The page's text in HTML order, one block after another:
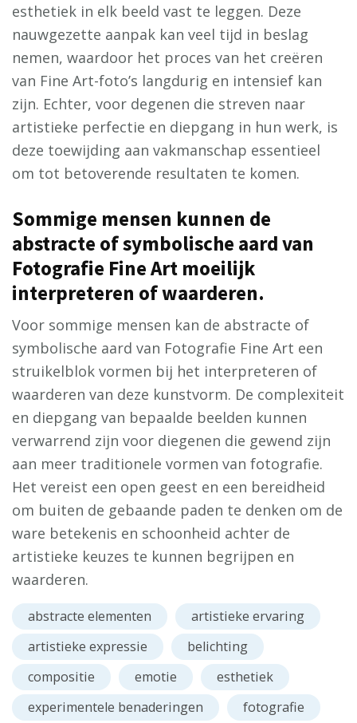
esthetiek in elk beeld vast te leggen. Deze
nauwgezette aanpak kan veel tijd in beslag
nemen, waardoor het proces van het creëren
van Fine Art-foto’s langdurig en intensief kan
zijn. Echter, voor degenen die streven naar
artistieke perfectie en diepgang in hun werk, is
deze toewijding aan vakmanschap essentieel
om tot betoverende resultaten te komen.
Sommige mensen kunnen de
abstracte of symbolische aard van
Fotografie Fine Art moeilijk
interpreteren of waarderen.
Voor sommige mensen kan de abstracte of
symbolische aard van Fotografie Fine Art een
struikelblok vormen bij het interpreteren of
waarderen van deze kunstvorm. De complexiteit
en diepgang van bepaalde beelden kunnen
verwarrend zijn voor diegenen die gewend zijn
aan meer traditionele vormen van fotografie.
Het vereist een open geest en een bereidheid
om buiten de gebaande paden te denken om de
ware betekenis en schoonheid achter de
artistieke keuzes te kunnen begrijpen en
waarderen.
abstracte elementen
artistieke ervaring
artistieke expressie
belichting
compositie
emotie
esthetiek
experimentele benaderingen
fotografie